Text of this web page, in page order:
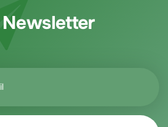
Newsletter